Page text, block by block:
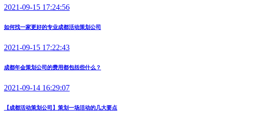
2021-09-15 17:24:56
如何找一家更好的专业成都活动策划公司
2021-09-15 17:22:43
成都年会策划公司的费用都包括些什么？
2021-09-14 16:29:07
【成都活动策划公司】策划一场活动的几大要点